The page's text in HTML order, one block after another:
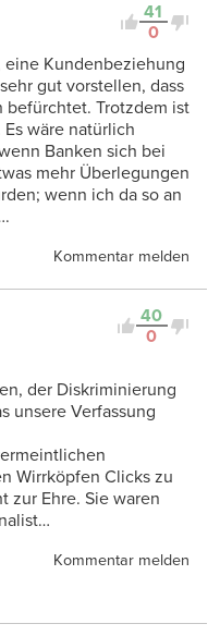
41
0
eine Kundenbeziehung
gut vorstellen, dass
befürchtet. Trotzdem ist
wäre natürlich
Banken sich bei
mehr Überlegungen
wenn ich da so an
Kommentar melden
40
0
der Diskriminierung
unsere Verfassung
Wirrköpfen Clicks zu
zur Ehre. Sie waren
Kommentar melden